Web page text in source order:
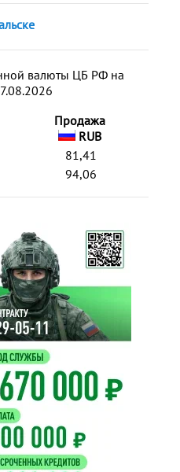
валюты ЦБ РФ на
Продажа
RUB
81,41
94,06